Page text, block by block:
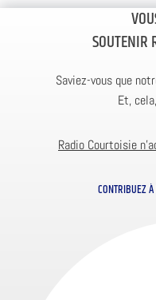
SOUTENIR
Saviez-vous que
Et, cela,
Radio Courtoisie
CONTRIBUEZ